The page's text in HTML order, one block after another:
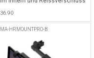
36.90
MA-HRMOUNTPRO-B